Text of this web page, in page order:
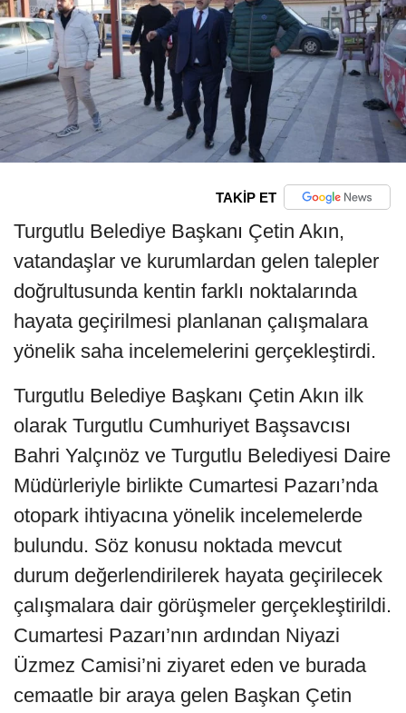
TAKİP ET
Turgutlu Belediye Başkanı Çetin Akın,
vatandaşlar ve kurumlardan gelen talepler
doğrultusunda kentin farklı noktalarında
hayata geçirilmesi planlanan çalışmalara
yönelik saha incelemelerini gerçekleştirdi.
Turgutlu Belediye Başkanı Çetin Akın ilk
olarak Turgutlu Cumhuriyet Başsavcısı
Bahri Yalçınöz ve Turgutlu Belediyesi Daire
Müdürleriyle birlikte Cumartesi Pazarı’nda
otopark ihtiyacına yönelik incelemelerde
bulundu. Söz konusu noktada mevcut
durum değerlendirilerek hayata geçirilecek
çalışmalara dair görüşmeler gerçekleştirildi.
Cumartesi Pazarı’nın ardından Niyazi
Üzmez Camisi’ni ziyaret eden ve burada
cemaatle bir araya gelen Başkan Çetin